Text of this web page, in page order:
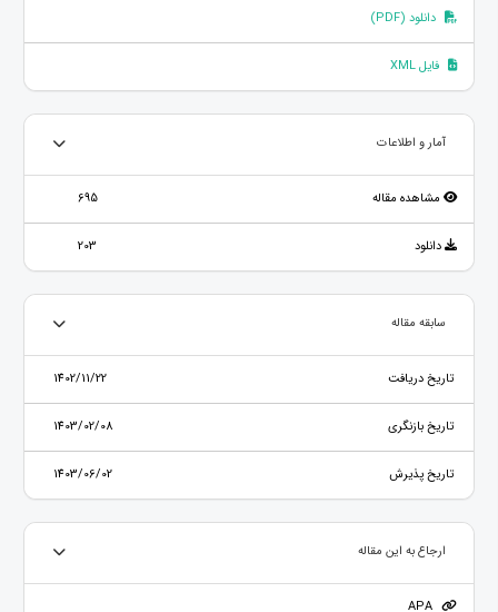
دانلود (PDF)
فایل XML
آمار و اطلاعات
مشاهده مقاله 695
دانلود 203
سابقه مقاله
تاریخ دریافت 1402/11/22
تاریخ بازنگری 1403/02/08
تاریخ پذیرش 1403/06/02
ارجاع به این مقاله
APA